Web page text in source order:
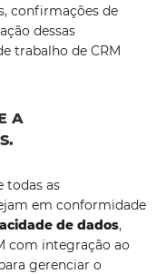
confirmações de
dessas
trabalho de CRM
A
todas as
em conformidade
de dados,
com integração ao
gerenciar o